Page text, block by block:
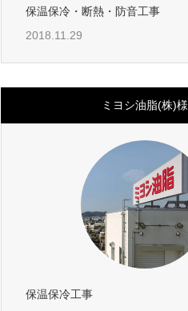
保温保冷・断熱・防音工事
2018.11.29
ミヨシ油脂(株)様
保温保冷工事